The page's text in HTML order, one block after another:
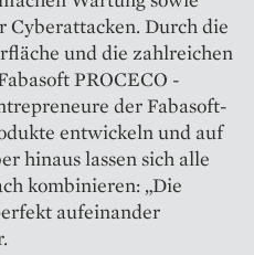
­Cyberattacken. Durch die
und die zahlreichen
PROCECO
der ­Fabasoft-
entwickeln und auf
hinaus lassen sich alle
kombinieren: „Die
aufeinander